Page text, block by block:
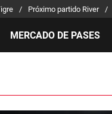
Próximo partido River
MERCADO DE PASES